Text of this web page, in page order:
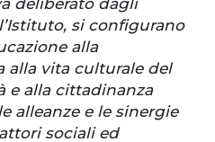
deliberato dagli
si configurano
alla
alla vita culturale del
e alla cittadinanza
alleanze e le sinergie
sociali ed